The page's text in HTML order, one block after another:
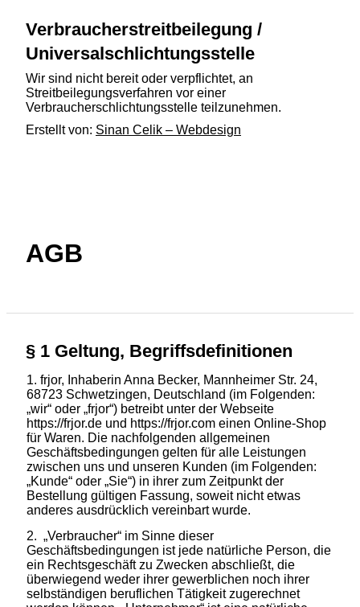
Verbraucherstreitbeilegung /
Universalschlichtungsstelle
Wir sind nicht bereit oder verpflichtet, an
Streitbeilegungsverfahren vor einer
Verbraucherschlichtungsstelle teilzunehmen.
Erstellt von: Sinan Celik – Webdesign
AGB
§ 1 Geltung, Begriffsdefinitionen
frjor, Inhaberin Anna Becker, Mannheimer Str. 24,
68723 Schwetzingen, Deutschland (im Folgenden:
„wir“ oder „frjor“) betreibt unter der Webseite
https://frjor.de und https://frjor.com einen Online-Shop
für Waren. Die nachfolgenden allgemeinen
Geschäftsbedingungen gelten für alle Leistungen
zwischen uns und unseren Kunden (im Folgenden:
„Kunde“ oder „Sie“) in ihrer zum Zeitpunkt der
Bestellung gültigen Fassung, soweit nicht etwas
anderes ausdrücklich vereinbart wurde.
„Verbraucher“ im Sinne dieser
Geschäftsbedingungen ist jede natürliche Person, die
ein Rechtsgeschäft zu Zwecken abschließt, die
überwiegend weder ihrer gewerblichen noch ihrer
selbständigen beruflichen Tätigkeit zugerechnet